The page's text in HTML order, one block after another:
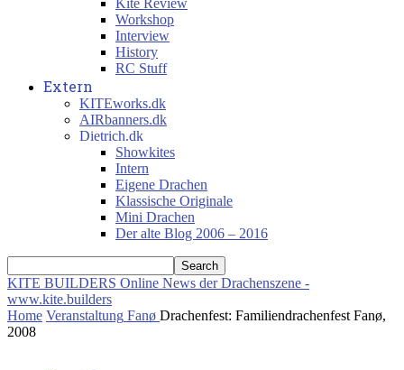
Kite Review
Workshop
Interview
History
RC Stuff
Extern
KITEworks.dk
AIRbanners.dk
Dietrich.dk
Showkites
Intern
Eigene Drachen
Klassische Originale
Mini Drachen
Der alte Blog 2006 – 2016
KITE BUILDERS Online News der Drachenszene -
www.kite.builders
Home Veranstaltung Fanø Drachenfest: Familiendrachenfest Fanø,
2008